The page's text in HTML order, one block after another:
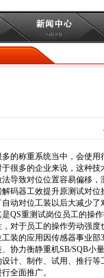
的称重系统当中，会使用
于很多的企业来说，这种
法导致对位位置容易偏移
码器工效提升原测试对位
自动对位工装以后大减少
是QS重测试岗位员工的操
，对于员工的操作劳动强度
装的应用因传感器事业部
协力衡静重机SB/SQB小
计、制作、试用、推行等
全面推广。